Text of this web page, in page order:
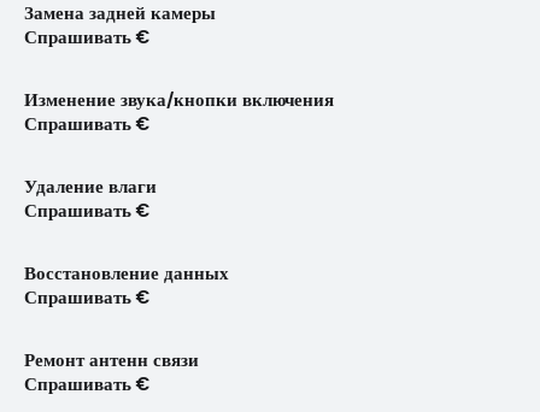
Замена задней камеры
Спрашивать €
Изменение звука/кнопки включения
Спрашивать €
Удаление влаги
Спрашивать €
Восстановление данных
Спрашивать €
Ремонт антенн связи
Спрашивать €